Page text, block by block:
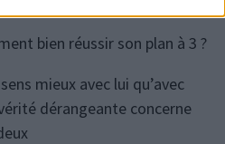
bien réussir son plan à 3 ?
mieux avec lui qu’avec
dérangeante concerne